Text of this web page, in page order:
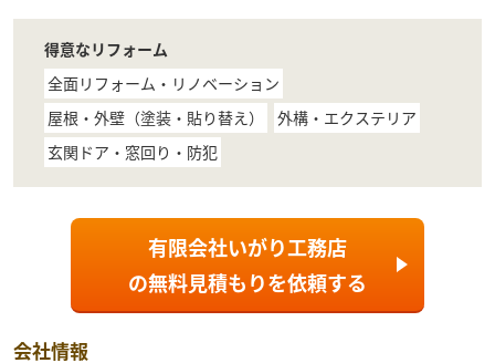
得意なリフォーム
全面リフォーム・リノベーション
屋根・外壁（塗装・貼り替え）
外構・エクステリア
玄関ドア・窓回り・防犯
有限会社いがり工務店
の無料見積もりを依頼する
会社情報